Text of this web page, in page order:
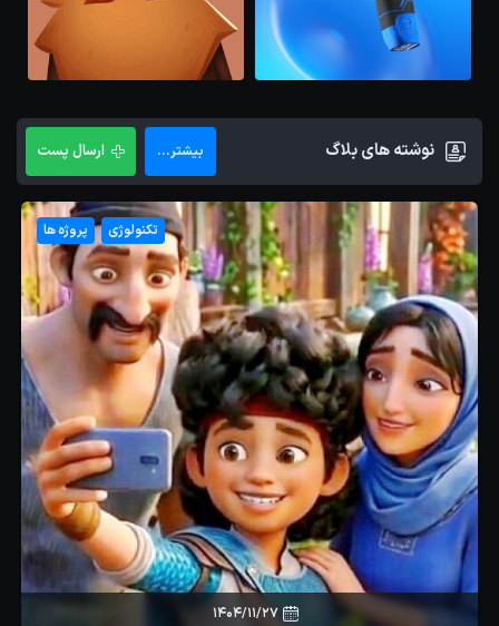
نوشته های بلاگ بیشتر... ارسال پست
پروژه ها تکنولوژی
1404/11/27